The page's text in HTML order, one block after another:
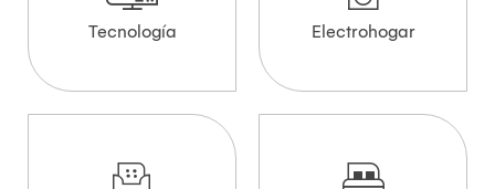
Tecnología Electrohogar